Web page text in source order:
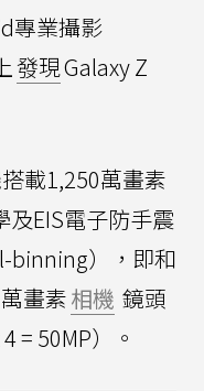
專業攝影
發現Galaxy Z
載1,250萬畫素
及EIS電子防手震
binning），即和
畫素相機 鏡頭
= 50MP）。